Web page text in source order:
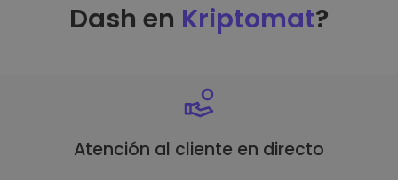
Dash en Kriptomat?
Atención al cliente en directo